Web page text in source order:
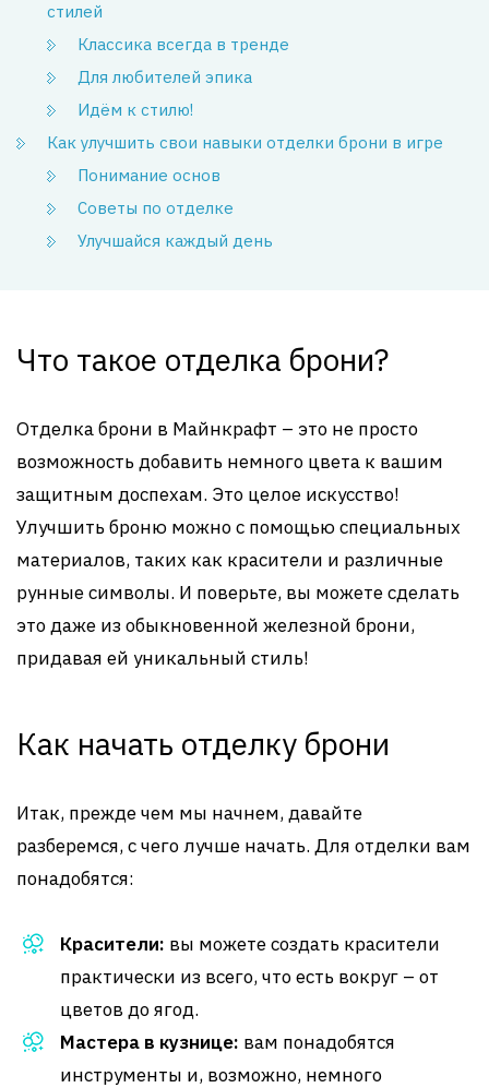
стилей
Классика всегда в тренде
Для любителей эпика
Идём к стилю!
Как улучшить свои навыки отделки брони в игре
Понимание основ
Советы по отделке
Улучшайся каждый день
Что такое отделка брони?
Отделка брони в Майнкрафт – это не просто
возможность добавить немного цвета к вашим
защитным доспехам. Это целое искусство!
Улучшить броню можно с помощью специальных
материалов, таких как красители и различные
рунные символы. И поверьте, вы можете сделать
это даже из обыкновенной железной брони,
придавая ей уникальный стиль!
Как начать отделку брони
Итак, прежде чем мы начнем, давайте
разберемся, с чего лучше начать. Для отделки вам
понадобятся:
Красители: вы можете создать красители
практически из всего, что есть вокруг – от
цветов до ягод.
Мастера в кузнице: вам понадобятся
инструменты и, возможно, немного